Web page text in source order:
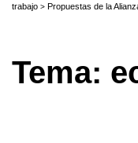
trabajo > Propuestas de la
Tema: